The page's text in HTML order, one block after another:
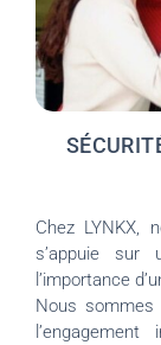
Chez LYNKX,
s’appuie sur
l’importance
Nous sommes